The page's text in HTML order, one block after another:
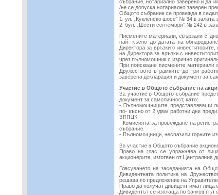
събрание, нотариално заверено и да
/не се допуска нотариално заверен
Общото събрание се провежда в
1. ул. „Кукленско шосе” № 34 в залата
2. бул. „Шести септември” № 242 в
Писмените материали, свързани с
най- късно до датата на
Директора за връзки с
на Директора за връзки с
чрез пълномощник с изрично
При поискване писмените материали
Дружеството в рамките до три
заверена декларация и документ за
Участие в Общото събрание на
За участие в Общото събрание
документ за самоличност, като:
- Пълномощниците, представляващи
по- късно от 2 /два/ работни дни
ЗППЦК.
- Комисията за провеждане на
събрание.
- Пълномощници, неспазили горните
За участие в Общото събрание
Право на глас се упражнява от
акционерите, изготвен от Централния
Гласуването на заседанията на
Дивидентната политика на
решава по предложение на
Право да получат дивидент имат
Дивидентът се изплаща по банков път